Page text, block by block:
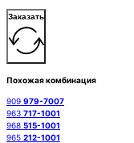
Заказать
Похожая комбинация
909 979-7007
963 717-1001
968 515-1001
965 212-1001